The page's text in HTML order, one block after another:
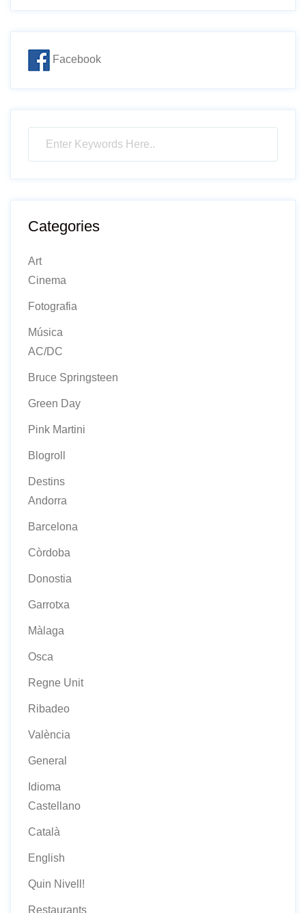
Facebook
Categories
Art
Cinema
Fotografia
Música
AC/DC
Bruce Springsteen
Green Day
Pink Martini
Blogroll
Destins
Andorra
Barcelona
Còrdoba
Donostia
Garrotxa
Màlaga
Osca
Regne Unit
Ribadeo
València
General
Idioma
Castellano
Català
English
Quin Nivell!
Restaurants